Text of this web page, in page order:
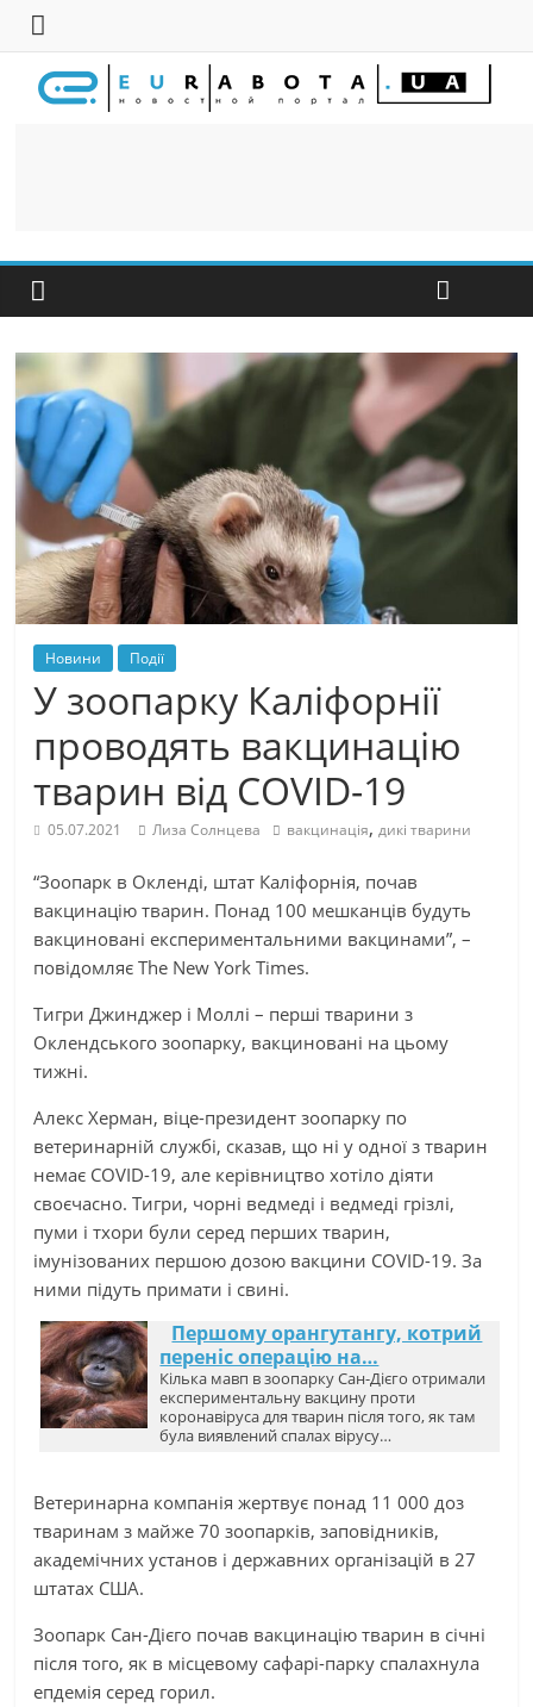
Новини Події
У зоопарку Каліфорнії
проводять вакцинацію
тварин від COVID-19
05.07.2021 Лиза Солнцева вакцинація,дикі тварини
“Зоопарк в Окленді, штат Каліфорнія, почав
вакцинацію тварин. Понад 100 мешканців будуть
вакциновані експериментальними вакцинами”, –
повідомляє The New York Times.
Тигри Джинджер і Моллі – перші тварини з
Оклендського зоопарку, вакциновані на цьому
тижні.
Алекс Херман, віце-президент зоопарку по
ветеринарній службі, сказав, що ні у одної з тварин
немає COVID-19, але керівництво хотіло діяти
своєчасно. Тигри, чорні ведмеді і ведмеді грізлі,
пуми і тхори були серед перших тварин,
імунізованих першою дозою вакцини COVID-19. За
ними підуть примати і свині.
Першому орангутангу, котрий
переніс операцію на…
Кілька мавп в зоопарку Сан-Дієго отримали
експериментальну вакцину проти
коронавіруса для тварин після того, як там
була виявлений ​​спалах вірусу…
Ветеринарна компанія жертвує понад 11 000 доз
тваринам з майже 70 зоопарків, заповідників,
академічних установ і державних організацій в 27
штатах США.
Зоопарк Сан-Дієго почав вакцинацію тварин в січні
після того, як в місцевому сафарі-парку спалахнула
епдемія серед горил.